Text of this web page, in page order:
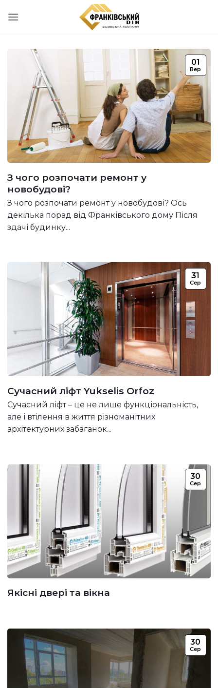
З чого розпочати ремонт у
новобудові?
З чого розпочати ремонт у новобудові? Ось
декілька порад від Франківського дому Після
здачі будинку...
01
Вер
Сучасний ліфт Yukselis Orfoz
Сучасний ліфт – це не лише функціональність,
але і втілення в життя різноманітних
архітектурних забаганок...
31
Сер
Якісні двері та вікна
30
Сер
30
Сер